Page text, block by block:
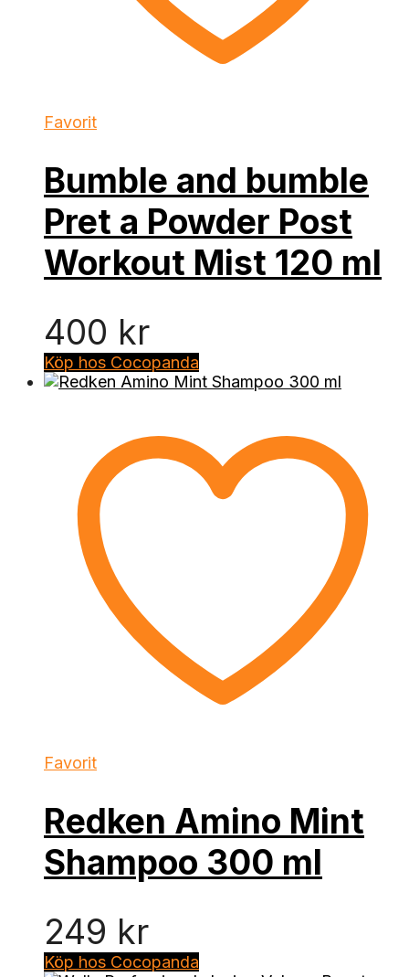
Favorit
Bumble and bumble
Pret a Powder Post
Workout Mist 120 ml
400 kr
Köp hos Cocopanda
Favorit
Redken Amino Mint
Shampoo 300 ml
249 kr
Köp hos Cocopanda